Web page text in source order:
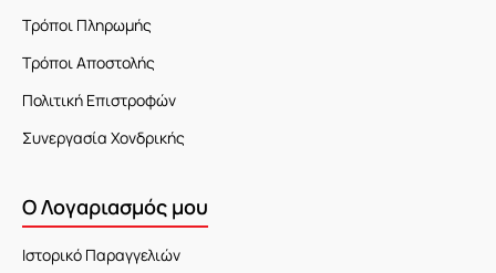
Τρόποι Πληρωμής
Τρόποι Αποστολής
Πολιτική Επιστροφών
Συνεργασία Χονδρικής
Ο Λογαριασμός μου
Ιστορικό Παραγγελιών